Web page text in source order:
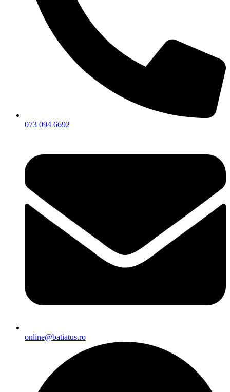
073 094 6692
online@batiatus.ro